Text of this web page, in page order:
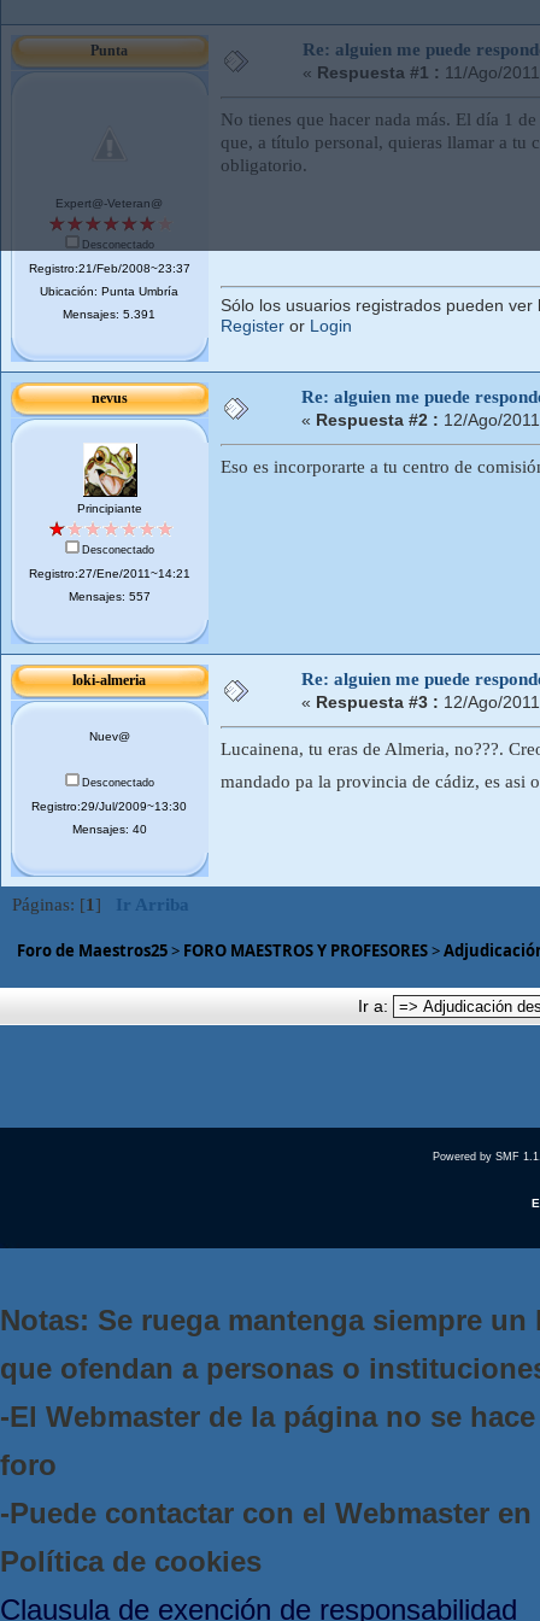
Punta
Expert@-Veteran@
Desconectado
Registro:21/Feb/2008~23:37
Ubicación: Punta Umbría
Mensajes: 5.391
Re: alguien me puede
« Respuesta #1 : 11/Ago/
No tienes que hacer nada más. El día 1
que, a título personal, quieras llamar a tu
obligatorio.
Sólo los usuarios registrados pueden ver
Register or Login
nevus
Principiante
Desconectado
Registro:27/Ene/2011~14:21
Mensajes: 557
Re: alguien me puede
« Respuesta #2 : 12/Ago/
Eso es incorporarte a tu centro de
loki-almeria
Nuev@
Desconectado
Registro:29/Jul/2009~13:30
Mensajes: 40
Re: alguien me puede
« Respuesta #3 : 12/Ago/
Lucainena, tu eras de Almeria, no???.
mandado pa la provincia de cádiz, es asi
Páginas: [1] Ir Arriba
Foro de Maestros25> FORO MAESTROS Y PROFESORES>
Ir a:
Powered by SMF
Notas: Se ruega mantenga siempre
que ofendan a personas o
-El Webmaster de la página no se
foro
-Puede contactar con el Webmaster
Política de cookies
Clausula de exención de responsabilidad